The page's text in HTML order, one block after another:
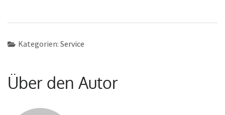
Kategorien: Service
Über den Autor